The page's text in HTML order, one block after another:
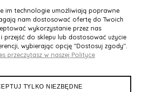
MOJE KONTO
O NAS
im technologie umożliwiają poprawne
nam dostosować ofertę do Twoich
wykorzystanie przez nas
przejść do sklepu lub dostosować użycie
wybierając opcję "Dostosuj zgody".
przeczytasz w naszej Polityce
TYLKO NIEZBĘDNE